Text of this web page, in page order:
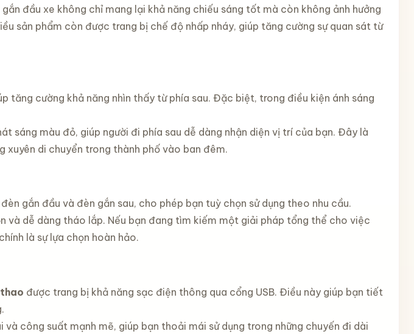
đầu xe không chỉ mang lại khả năng chiếu sáng tốt mà còn không ảnh hưởng
sản phẩm còn được trang bị chế độ nhấp nháy, giúp tăng cường sự quan sát từ
tăng cường khả năng nhìn thấy từ phía sau. Đặc biệt, trong điều kiện ánh sáng
sáng màu đỏ, giúp người đi phía sau dễ dàng nhận diện vị trí của bạn. Đây là
xuyên di chuyển trong thành phố vào ban đêm.
gắn đầu và đèn gắn sau, cho phép bạn tuỳ chọn sử dụng theo nhu cầu.
và dễ dàng tháo lắp. Nếu bạn đang tìm kiếm một giải pháp tổng thể cho việc
là sự lựa chọn hoàn hảo.
được trang bị khả năng sạc điện thông qua cổng USB. Điều này giúp bạn tiết
công suất mạnh mẽ, giúp bạn thoải mái sử dụng trong những chuyến đi dài